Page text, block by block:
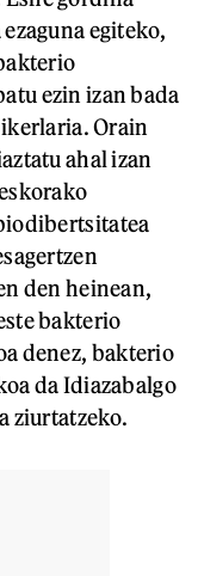
egiteko,
ezin izan bada
Orain
ahal izan
den heinean,
bakterio
denez, bakterio
da Idiazabalgo
ziurtatzeko.